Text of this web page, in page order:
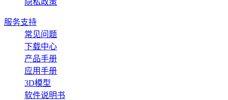
服务支持
常见问题
下载中心
产品手册
应用手册
3D模型
软件说明书